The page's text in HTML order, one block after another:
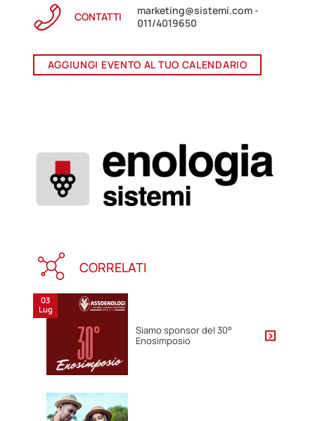
CONTATTI
marketing@sistemi.com -
011/4019650
AGGIUNGI EVENTO AL TUO CALENDARIO
CORRELATI
03
Lug
Siamo sponsor del 30°
Enosimposio